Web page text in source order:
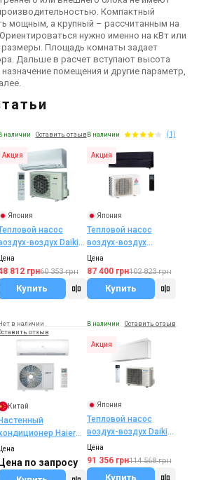
Компактный
мощным, а крупный – рассчитанным на
нужно именно на кВт или
размеры. Площадь комнаты задает
Дальше в расчет вступают высота
помещения и другие параметр,
наличии Оставить отзыв
Акция
Япония
насос
воздух Daikin
M9 / RXP20 M
Цена
812 грн60 353 грн
Купить
В наличии (1)
Акция
Япония
Тепловой насос
воздух-воздух
Mitsubishi Electric
Premium Inverter
MSZ-LN25VG2B/MUZ-
LN25VG2
Цена
87 400 грн102 823 грн
Купить
Нет в наличии
отзыв
Китай
Haier
Inverter HSU-
HSU-12LT(O)
Цена
по запросу
В наличии Оставить отзыв
Акция
Япония
Тепловой насос
воздух-воздух Daikin
EMURA
FTXJ25AW/RXJ25A
Цена
91 356 грн114 568 грн
Купить